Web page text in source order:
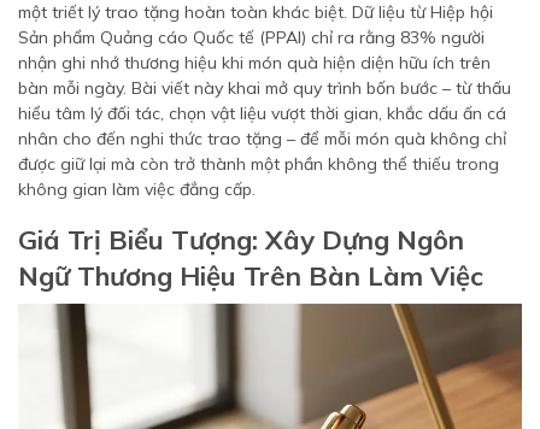
một triết lý trao tặng hoàn toàn khác biệt. Dữ liệu từ Hiệp hội
Sản phẩm Quảng cáo Quốc tế (PPAI) chỉ ra rằng 83% người
nhận ghi nhớ thương hiệu khi món quà hiện diện hữu ích trên
bàn mỗi ngày. Bài viết này khai mở quy trình bốn bước – từ thấu
hiểu tâm lý đối tác, chọn vật liệu vượt thời gian, khắc dấu ấn cá
nhân cho đến nghi thức trao tặng – để mỗi món quà không chỉ
được giữ lại mà còn trở thành một phần không thể thiếu trong
không gian làm việc đẳng cấp.
Giá Trị Biểu Tượng: Xây Dựng Ngôn
Ngữ Thương Hiệu Trên Bàn Làm Việc